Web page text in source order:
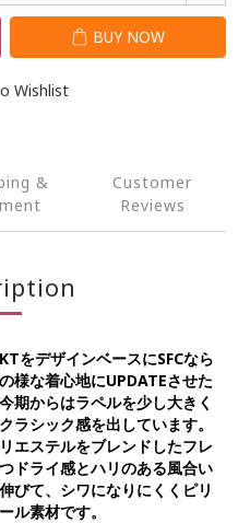
BUY NOW
Wishlist
&
Customer
Reviews
をデザインベースにSFCなら
様な着心地にUPDATEさせた
期からはラペルを少し大きく
ラシック感を出しています。
エステルをブレンドしたフレ
ドライ感とハリのある風合い
びて、シワになりにくくピリ
ル素材です。